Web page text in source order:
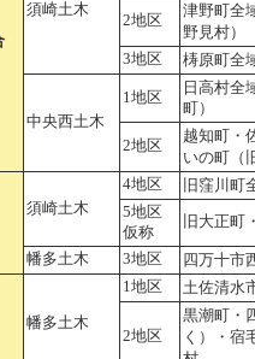
須崎土木
2地区
津野町全
野見村）
3地区 梼原町全
中央西土木
1地区
日高村全
町）
2地区
越知町・
いの町（
須崎土木
4地区 旧窪川町
5地区
仮称
旧大正町
幡多土木 3地区 四万十市
幡多土木
1地区 土佐清水
2地区
黒潮町・
く）・宿